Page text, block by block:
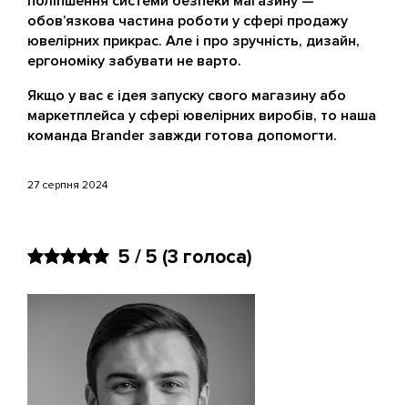
обов’язкова частина роботи у сфері продажу
ювелірних прикрас. Але і про зручність, дизайн,
ергономіку забувати не варто.
Якщо у вас є ідея запуску свого магазину або
маркетплейса у сфері ювелірних виробів, то наша
команда Brander завжди готова допомогти.
27 серпня 2024
5 / 5 (3 голоса)